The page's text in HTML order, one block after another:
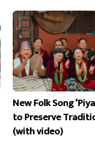
New Folk Song
to Preserve
(with video)